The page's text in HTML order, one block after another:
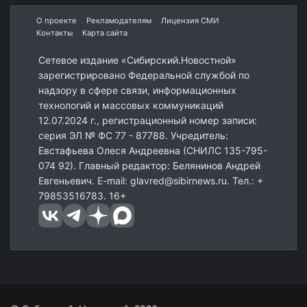
О проекте Рекламодателям
Лицензия СМИ
Контакты
Карта сайта
Сетевое издание «Сибирский.Новостной»
зарегистрировано Федеральной службой по
надзору в сфере связи, информационных
технологий и массовых коммуникаций
12.07.2024 г., регистрационный номер записи:
серия ЭЛ № ФС 77 - 87788. Учредитель:
Евстафьева Олеся Андреевна (СНИЛС 135-795-
074 92). Главный редактор: Белянинов Андрей
Евгеньевич. E-mail: glavred@sibirnews.ru. Тел.: +
79853516783. 16+